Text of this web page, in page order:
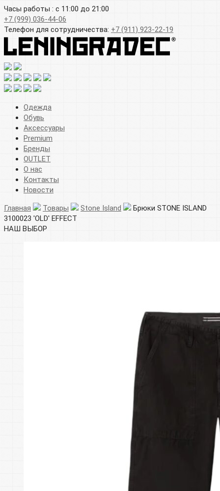
Часы работы : с 11:00 до 21:00
+7 (999) 036-44-06
Телефон для сотрудничества: +7 (911) 923-22-19
Одежда
Обувь
Аксессуары
Premium
Бренды
OUTLET
О нас
Контакты
Новости
Главная Товары Stone Island
Брюки STONE ISLAND
3100023 'OLD' EFFECT
НАШ ВЫБОР